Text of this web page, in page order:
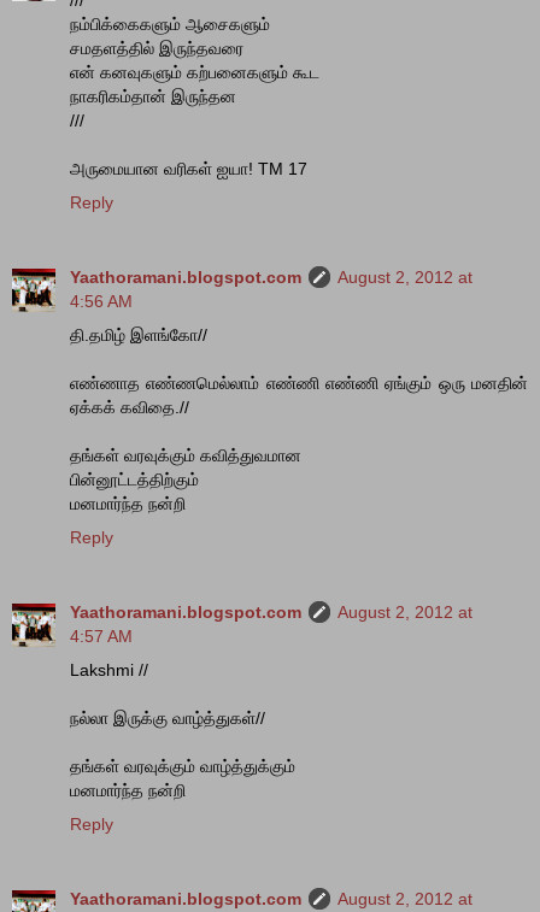
நம்பிக்கைகளும் ஆசைகளும்
சமதளத்தில் இருந்தவரை
என் கனவுகளும் கற்பனைகளும் கூட
நாகரிகம்தான் இருந்தன
///
அருமையான வரிகள் ஐயா! TM 17
Reply
Yaathoramani.blogspot.com
August 2, 2012 at
4:56 AM
தி.தமிழ் இளங்கோ//
எண்ணாத எண்ணமெல்லாம் எண்ணி எண்ணி ஏங்கும் ஒரு மனதின்
ஏக்கக் கவிதை.//
தங்கள் வரவுக்கும் கவித்துவமான
பின்னூட்டத்திற்கும்
மனமார்ந்த நன்றி
Reply
Yaathoramani.blogspot.com
August 2, 2012 at
4:57 AM
Lakshmi //
நல்லா இருக்கு வாழ்த்துகள்//
தங்கள் வரவுக்கும் வாழ்த்துக்கும்
மனமார்ந்த நன்றி
Reply
Yaathoramani.blogspot.com
August 2, 2012 at